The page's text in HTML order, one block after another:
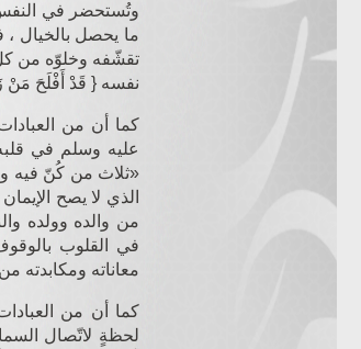
وتُستحضر في
ما يحصل بالخيال
تقشّفه وخلوّه من كل
نفسه { قَدْ أَفْلَحَ مَنْ
كما أن من
عليه وسلم في
«ثلاث من كُنّ فيه
الذي لا يصح
من والده وولده
في القلوب
معاناته ومكابدته
كما أن من
لحظةٍ لاتّصال